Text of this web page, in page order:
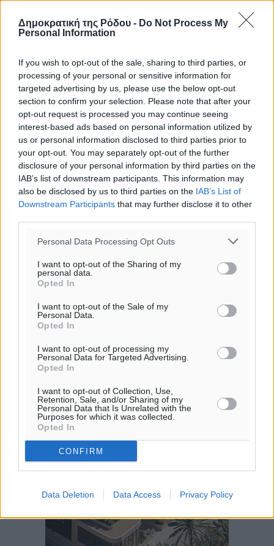
Δημοκρατική της Ρόδου - Do Not Process My
Personal Information
If you wish to opt-out of the sale, sharing to third parties, or
processing of your personal or sensitive information for
targeted advertising by us, please use the below opt-out
section to confirm your selection. Please note that after your
opt-out request is processed you may continue seeing
interest-based ads based on personal information utilized by
us or personal information disclosed to third parties prior to
your opt-out. You may separately opt-out of the further
disclosure of your personal information by third parties on the
IAB’s list of downstream participants. This information may
also be disclosed by us to third parties on the IAB’s List of
Downstream Participants that may further disclose it to other
Personal Data Processing Opt Outs
I want to opt-out of the Sharing of my
personal data.
Opted In
I want to opt-out of the Sale of my
Personal Data.
Opted In
I want to opt-out of processing my
Personal Data for Targeted Advertising.
Opted In
I want to opt-out of Collection, Use,
Retention, Sale, and/or Sharing of my
Personal Data that Is Unrelated with the
Purposes for which it was collected.
Opted In
CONFIRM
Data Deletion Data Access Privacy Policy
26°
44 %
11km/h
Δ-ΒΔ
26°/27°
06:18
πρόγνωση:
31°
ΣΑ
29°
ΚΥ
29°